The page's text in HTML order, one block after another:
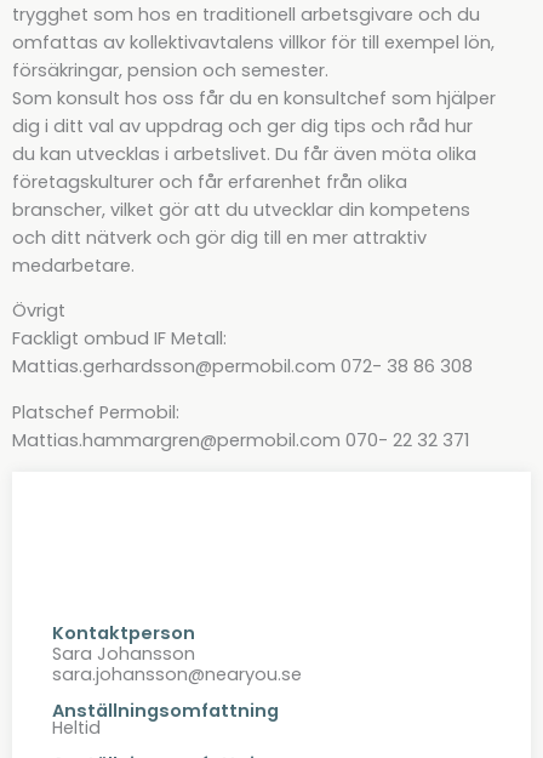
trygghet som hos en traditionell arbetsgivare och du
omfattas av kollektivavtalens villkor för till exempel lön,
försäkringar, pension och semester.
Som konsult hos oss får du en konsultchef som hjälper
dig i ditt val av uppdrag och ger dig tips och råd hur
du kan utvecklas i arbetslivet. Du får även möta olika
företagskulturer och får erfarenhet från olika
branscher, vilket gör att du utvecklar din kompetens
och ditt nätverk och gör dig till en mer attraktiv
medarbetare.
Övrigt
Fackligt ombud IF Metall:
Mattias.gerhardsson@permobil.com 072- 38 86 308
Platschef Permobil:
Mattias.hammargren@permobil.com 070- 22 32 371
Kontaktperson
Sara Johansson
sara.johansson@nearyou.se
Anställningsomfattning
Heltid